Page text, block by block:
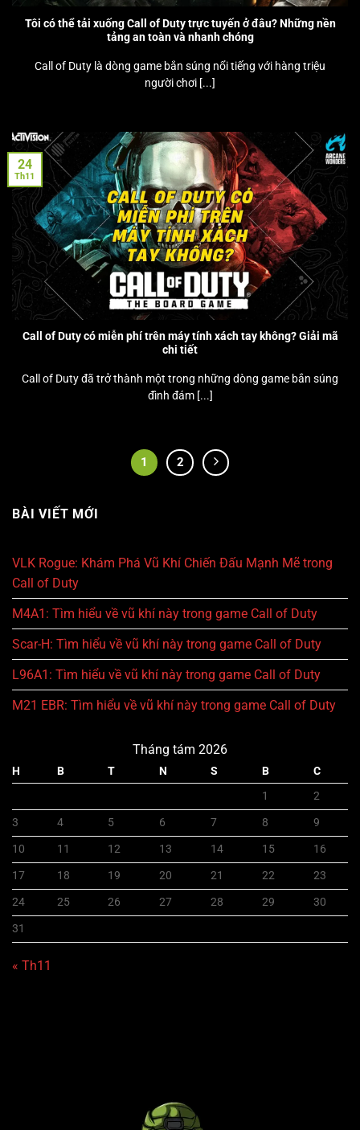
Tôi có thể tải xuống Call of Duty trực tuyến ở đâu? Những nền
tảng an toàn và nhanh chóng
Call of Duty là dòng game bắn súng nổi tiếng với hàng triệu
người chơi [...]
Call of Duty có miễn phí trên máy tính xách tay không? Giải mã
chi tiết
Call of Duty đã trở thành một trong những dòng game bắn súng
đình đám [...]
24
Th11
1 2
BÀI VIẾT MỚI
VLK Rogue: Khám Phá Vũ Khí Chiến Đấu Mạnh Mẽ trong
Call of Duty
M4A1: Tìm hiểu về vũ khí này trong game Call of Duty
Scar-H: Tìm hiểu về vũ khí này trong game Call of Duty
L96A1: Tìm hiểu về vũ khí này trong game Call of Duty
M21 EBR: Tìm hiểu về vũ khí này trong game Call of Duty
Tháng tám 2026
H B T N S B
C
1
2
3
4 5 6 7 8
9
10
11 12 13 14 15
16
17
18 19 20 21 22
23
24
25 26 27 28 29
30
31
« Th11